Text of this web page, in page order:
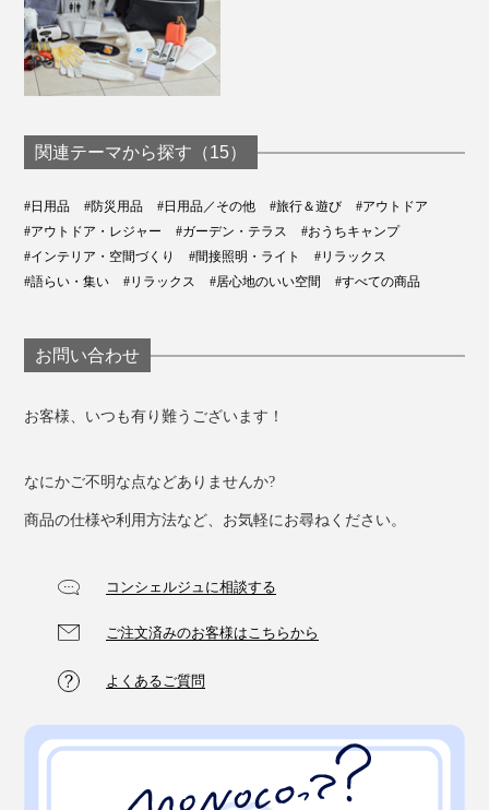
関連テーマから探す（15）
#日用品 #防災用品 #日用品／その他 #旅行＆遊び
#アウトドア
#アウトドア・レジャー
#ガーデン・テラス
#おうちキャンプ
#インテリア・空間づくり
#間接照明・ライト
#リラックス
#語らい・集い
#リラックス #居心地のいい空間 #すべての商品
お問い合わせ
お客様、いつも有り難うございます！
なにかご不明な点などありませんか?
商品の仕様や利用方法など、お気軽にお尋ねください。
コンシェルジュに相談する
ご注文済みのお客様はこちらから
よくあるご質問